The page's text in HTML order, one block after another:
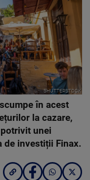
SHUTTERSTOCK
în acest
la cazare,
unei
de investiții Finax.